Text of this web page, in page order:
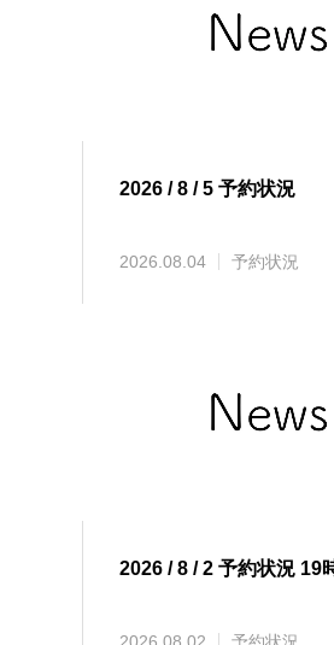
2026 / 8 / 5 予約状況
2026.08.04 予約状況
2026 / 8 / 2 予約状況 19
2026.08.02 予約状況